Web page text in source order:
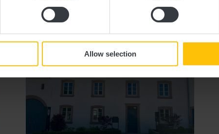
Allow selection